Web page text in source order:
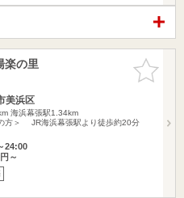
お気に入
りに追加
楽の里
美浜区
海浜幕張駅1.34km
方＞ JR海浜幕張駅より徒歩約20分
24:00
～